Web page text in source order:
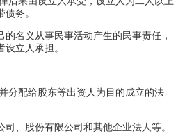
务。
名义从事民事活动产生的民事责任，
立人承担。
分配给股东等出资人为目的成立的法
、股份有限公司和其他企业法人等。